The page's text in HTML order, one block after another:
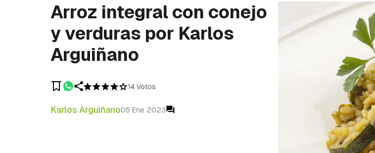
Arroz integral con conejo
y verduras por Karlos
Arguiñano
14 Votos
Karlos Arguiñano05 Ene 2023